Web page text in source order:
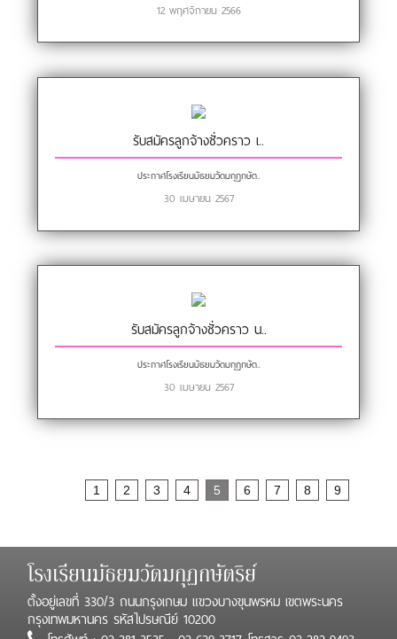
12 พฤศจิกายน 2566
รับสมัครลูกจ้างชั่วคราว เ..
ประกาศโรงเรียนมัธยมวัดมกุฏกษัต..
30 เมษายน 2567
รับสมัครลูกจ้างชั่วคราว น..
ประกาศโรงเรียนมัธยมวัดมกุฏกษัต..
30 เมษายน 2567
1 2 3 4 5 6 7 8 9
โรงเรียนมัธยมวัดมกุฏกษัตริย์
ตั้งอยู่เลขที่ 330/3 ถนนกรุงเกษม แขวงบางขุนพรหม เขตพระนคร
กรุงเทพมหานคร รหัสไปรษณีย์ 10200